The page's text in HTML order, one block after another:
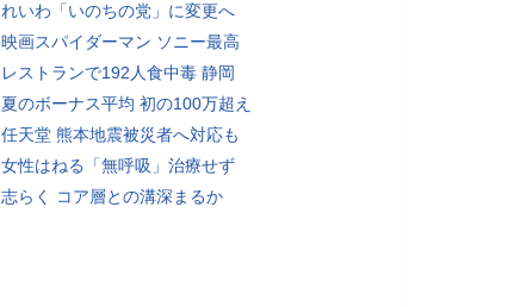
れいわ「いのちの党」に変更へ
映画スパイダーマン ソニー最高
レストランで192人食中毒 静岡
夏のボーナス平均 初の100万超え
任天堂 熊本地震被災者へ対応も
女性はねる「無呼吸」治療せず
志らく コア層との溝深まるか